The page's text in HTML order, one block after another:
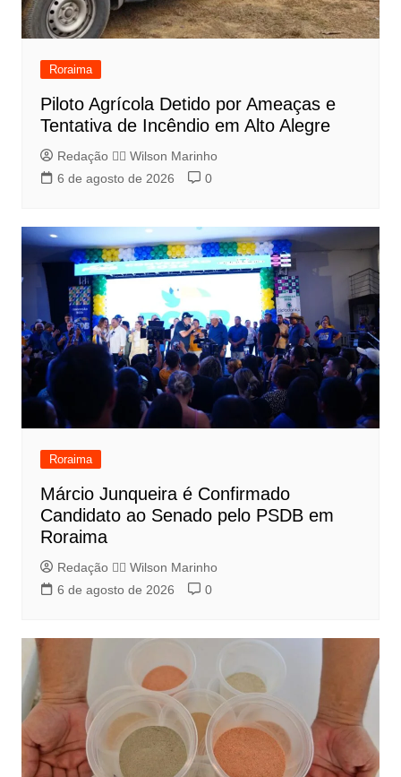
Roraima
Piloto Agrícola Detido por Ameaças e
Tentativa de Incêndio em Alto Alegre
Redação 👨‍⚖️​ Wilson Marinho
6 de agosto de 2026
0
Roraima
Márcio Junqueira é Confirmado
Candidato ao Senado pelo PSDB em
Roraima
Redação 👨‍⚖️​ Wilson Marinho
6 de agosto de 2026
0